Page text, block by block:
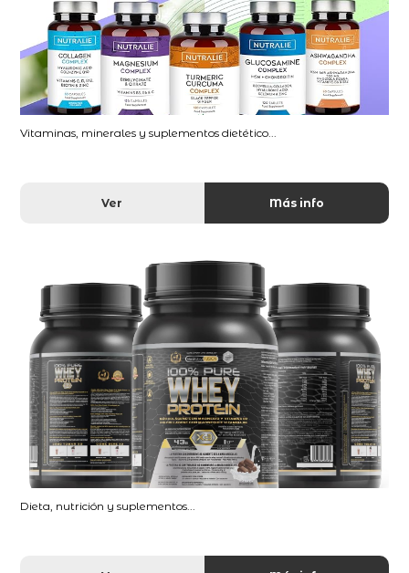
Vitaminas, minerales y suplementos dietético...
Ver Más info
Dieta, nutrición y suplementos...